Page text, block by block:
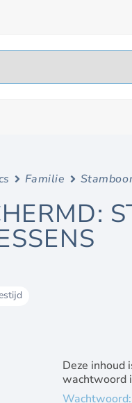
Familie
Deze inhoud
wachtwoord
Wachtwoord: